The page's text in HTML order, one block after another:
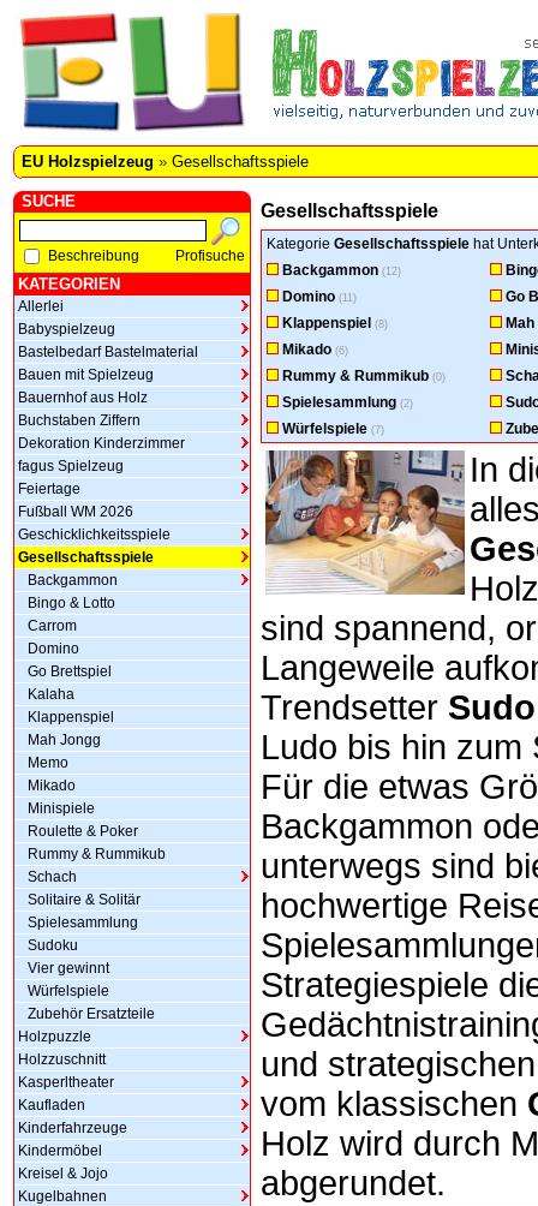
EU Holzspielzeug » Gesellschaftsspiele
SUCHE
Beschreibung Profisuche
KATEGORIEN
Allerlei
Babyspielzeug
Bastelbedarf Bastelmaterial
Bauen mit Spielzeug
Bauernhof aus Holz
Buchstaben Ziffern
Dekoration Kinderzimmer
fagus Spielzeug
Feiertage
Fußball WM 2026
Geschicklichkeitsspiele
Gesellschaftsspiele
Backgammon
Bingo & Lotto
Carrom
Domino
Go Brettspiel
Kalaha
Klappenspiel
Mah Jongg
Memo
Mikado
Minispiele
Roulette & Poker
Rummy & Rummikub
Schach
Solitaire & Solitär
Spielesammlung
Sudoku
Vier gewinnt
Würfelspiele
Zubehör Ersatzteile
Holzpuzzle
Holzzuschnitt
Kasperltheater
Kaufladen
Kinderfahrzeuge
Kindermöbel
Kreisel & Jojo
Kugelbahnen
Gesellschaftsspiele
Kategorie Gesellschaftsspiele hat
Backgammon (12)
Domino (11)
Go
Klappenspiel (8)
Mikado (6)
Rummy & Rummikub (0)
Spielesammlung (2)
Würfelspiele (7)
In
sind spannend,
Langeweile
Trendsetter
Ludo bis hin zum
Für die etwas
Backgammon
unterwegs sind
hochwertige
Strategiespiele
und
vom klassischen
Holz wird durch
abgerundet.